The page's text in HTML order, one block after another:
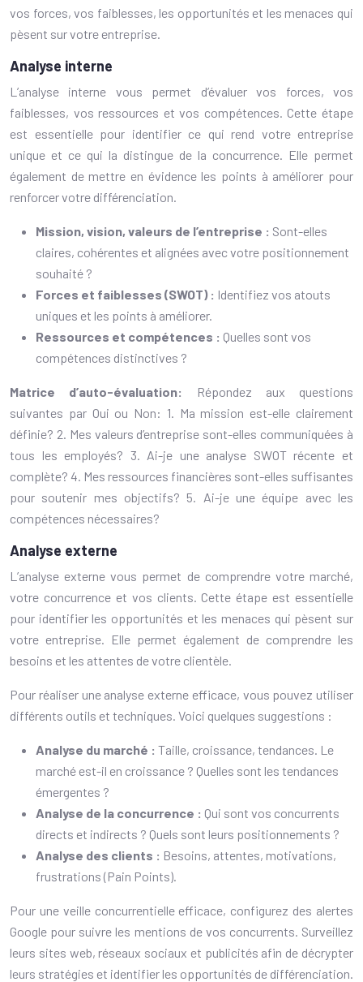
vos forces, vos faiblesses, les opportunités et les menaces qui
pèsent sur votre entreprise.
Analyse interne
L’analyse interne vous permet d’évaluer vos forces, vos
faiblesses, vos ressources et vos compétences. Cette étape
est essentielle pour identifier ce qui rend votre entreprise
unique et ce qui la distingue de la concurrence. Elle permet
également de mettre en évidence les points à améliorer pour
renforcer votre différenciation.
Mission, vision, valeurs de l’entreprise : Sont-elles
claires, cohérentes et alignées avec votre positionnement
souhaité ?
Forces et faiblesses (SWOT) : Identifiez vos atouts
uniques et les points à améliorer.
Ressources et compétences : Quelles sont vos
compétences distinctives ?
Matrice d’auto-évaluation:
Répondez aux questions
suivantes par Oui ou Non: 1. Ma mission est-elle clairement
définie? 2. Mes valeurs d’entreprise sont-elles communiquées à
tous les employés? 3. Ai-je une analyse SWOT récente et
complète? 4. Mes ressources financières sont-elles suffisantes
pour soutenir mes objectifs? 5. Ai-je une équipe avec les
compétences nécessaires?
Analyse externe
L’analyse externe vous permet de comprendre votre marché,
votre concurrence et vos clients. Cette étape est essentielle
pour identifier les opportunités et les menaces qui pèsent sur
votre entreprise. Elle permet également de comprendre les
besoins et les attentes de votre clientèle.
Pour réaliser une analyse externe efficace, vous pouvez utiliser
différents outils et techniques. Voici quelques suggestions :
Analyse du marché : Taille, croissance, tendances. Le
marché est-il en croissance ? Quelles sont les tendances
émergentes ?
Analyse de la concurrence : Qui sont vos concurrents
directs et indirects ? Quels sont leurs positionnements ?
Analyse des clients : Besoins, attentes, motivations,
frustrations (Pain Points).
Pour une veille concurrentielle efficace, configurez des alertes
Google pour suivre les mentions de vos concurrents. Surveillez
leurs sites web, réseaux sociaux et publicités afin de décrypter
leurs stratégies et identifier les opportunités de différenciation.